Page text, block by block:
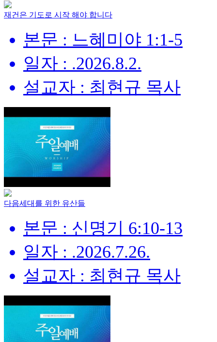
재건은 기도로 시작 해야 합니다
본문 : 느혜미야 1:1-5
일자 : .2026.8.2.
설교자 : 최현규 목사
다음세대를 위한 유산들
본문 : 신명기 6:10-13
일자 : .2026.7.26.
설교자 : 최현규 목사